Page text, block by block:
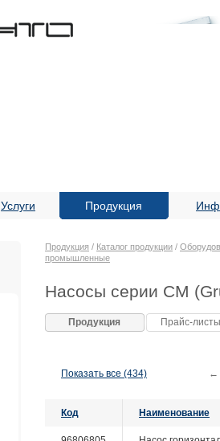
Услуги Продукция
Продукция / Каталог продукции /
промышленные
Насосы серии CM
Продукция Прайс-
Показать все (434) ←
Код Наименование